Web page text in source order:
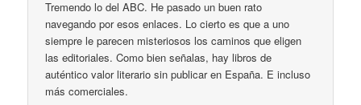
Tremendo lo del ABC. He pasado un buen rato
navegando por esos enlaces. Lo cierto es que a uno
siempre le parecen misteriosos los caminos que eligen
las editoriales. Como bien señalas, hay libros de
auténtico valor literario sin publicar en España. E incluso
más comerciales.